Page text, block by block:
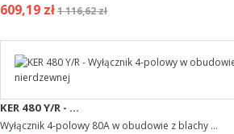
609,19 zł1 116,62 zł
KER 480 Y/R - ...
Wyłącznik 4-polowy 80A w obudowie z blachy ...